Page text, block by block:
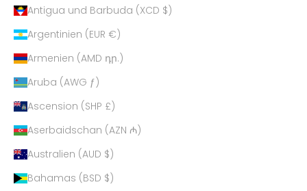
Antigua und Barbuda (XCD $)
Argentinien (EUR €)
Armenien (AMD դր.)
Aruba (AWG ƒ)
Ascension (SHP £)
Aserbaidschan (AZN ₼)
Australien (AUD $)
Bahamas (BSD $)